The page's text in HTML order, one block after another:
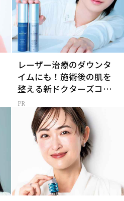
レーザー治療のダウンタ
イムにも！施術後の肌を
整える新ドクターズコス
メ